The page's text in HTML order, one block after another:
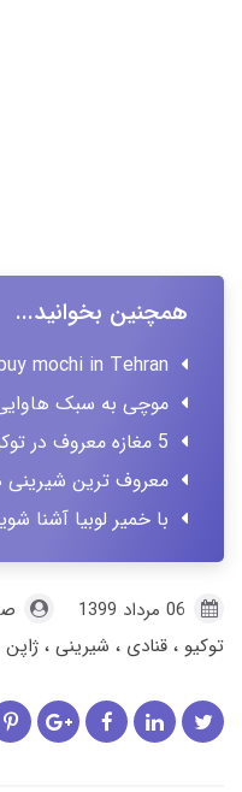
همچنین بخوانید...
mochi in Tehran
موچی به سبک
5 مغازه معروف در توکیو برای خرید شیرینی ژاپنی
معروف ترین شیرینی
با خمیر لوبیا آشنا
توکیو
قنادی شیرینی ژاپن